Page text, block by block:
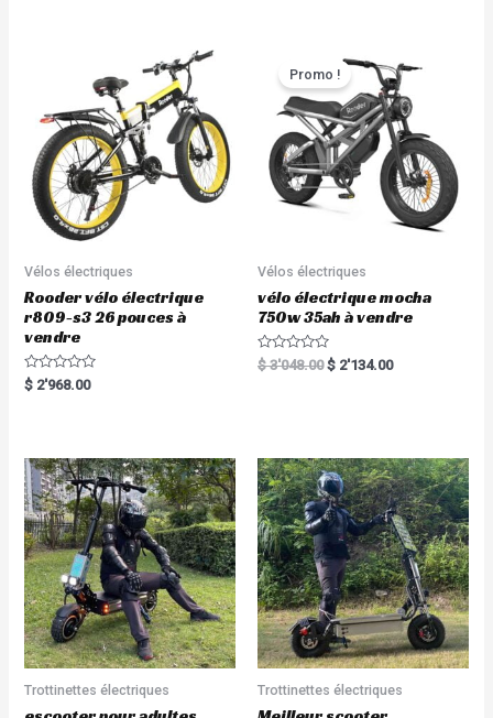
Vélos électriques
Rooder vélo électrique
r809-s3 26 pouces à
vendre
R
a
o
u
t
o
f
5
$ 2'968.00
Promo !
Vélos électriques
vélo électrique mocha
750w 35ah à vendre
R
a
t
o
f
5
$3'048.00 $ 2'134.00
Trottinettes électriques Trottinettes électriques